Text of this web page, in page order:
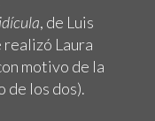
, de Luis
realizó Laura
motivo de la
de los dos).